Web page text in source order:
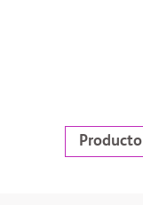
Producto